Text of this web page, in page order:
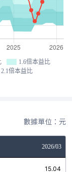
1.6倍本益比
2.1倍本益比
數據單位：元
2026/03
15.04